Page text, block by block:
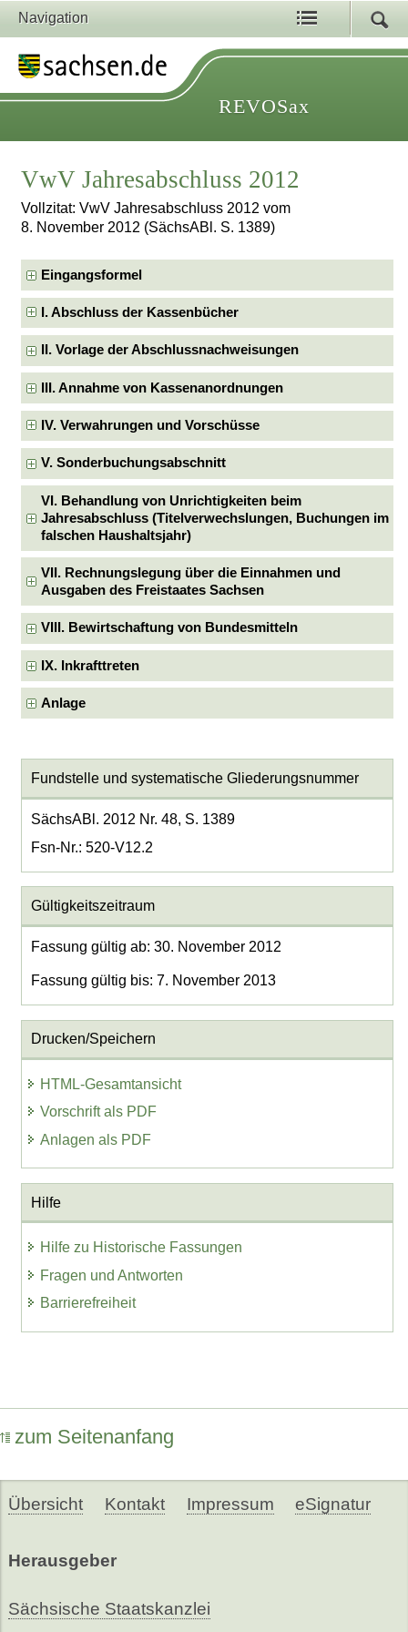
Navigation
REVOSax
VwV Jahresabschluss 2012
Vollzitat: VwV Jahresabschluss 2012 vom
8. November 2012 (SächsABl. S. 1389)
Eingangsformel
I. Abschluss der Kassenbücher
II. Vorlage der Abschlussnachweisungen
III. Annahme von Kassenanordnungen
IV. Verwahrungen und Vorschüsse
V. Sonderbuchungsabschnitt
VI. Behandlung von Unrichtigkeiten beim
Jahresabschluss (Titelverwechslungen, Buchungen im
falschen Haushaltsjahr)
VII. Rechnungslegung über die Einnahmen und
Ausgaben des Freistaates Sachsen
VIII. Bewirtschaftung von Bundesmitteln
IX. Inkrafttreten
Anlage
Fundstelle und systematische Gliederungsnummer
SächsABl. 2012 Nr. 48, S. 1389
Fsn-Nr.: 520-V12.2
Gültigkeitszeitraum
Fassung gültig ab: 30. November 2012
Fassung gültig bis: 7. November 2013
Drucken/Speichern
HTML-Gesamtansicht
Vorschrift als PDF
Anlagen als PDF
Hilfe
Hilfe zu Historische Fassungen
Fragen und Antworten
Barrierefreiheit
zum Seitenanfang
Übersicht Kontakt Impressum eSignatur
Herausgeber
Sächsische Staatskanzlei